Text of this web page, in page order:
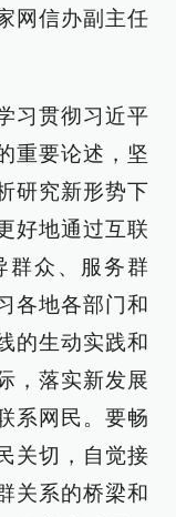
网信办副主任
习贯彻习近平
重要论述，坚
研究新形势下
好地通过互联
群众、服务群
各地各部门和
的生动实践和
，落实新发展
系网民。要畅
关切，自觉接
关系的桥梁和